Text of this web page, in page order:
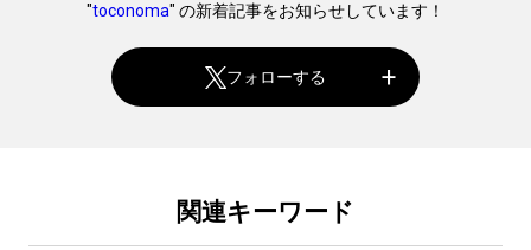
"toconoma" の新着記事をお知らせしています！
フォローする
関連キーワード